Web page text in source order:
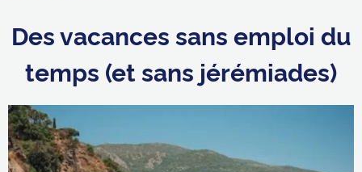
Des vacances sans emploi du
temps (et sans jérémiades)